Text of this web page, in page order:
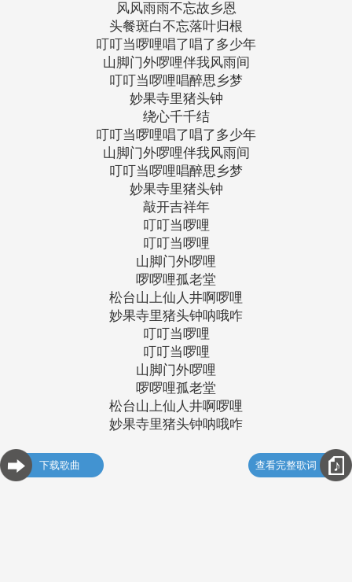
风风雨雨不忘故乡恩
头餐斑白不忘落叶归根
叮叮当啰哩唱了唱了多少年
山脚门外啰哩伴我风雨间
叮叮当啰哩唱醉思乡梦
妙果寺里猪头钟
绕心千千结
叮叮当啰哩唱了唱了多少年
山脚门外啰哩伴我风雨间
叮叮当啰哩唱醉思乡梦
妙果寺里猪头钟
敲开吉祥年
叮叮当啰哩
叮叮当啰哩
山脚门外啰哩
啰啰哩孤老堂
松台山上仙人井啊啰哩
妙果寺里猪头钟呐哦咋
叮叮当啰哩
叮叮当啰哩
山脚门外啰哩
啰啰哩孤老堂
松台山上仙人井啊啰哩
妙果寺里猪头钟呐哦咋
下载歌曲 查看完整歌词